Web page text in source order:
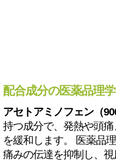
配合成分の医薬品理
アセトアミノフェン（
持つ成分で、発熱や頭
を緩和します。 医薬品
痛みの伝達を抑制し、